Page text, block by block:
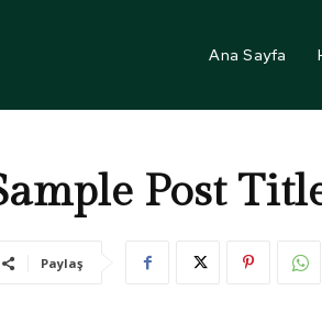
Ana Sayfa
Post
Paylaş